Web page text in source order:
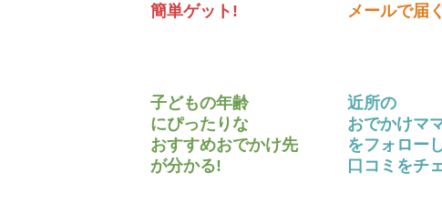
簡単ゲット!
メールで届
子どもの年齢
にぴったりな
おすすめおでかけ先
が分かる!
近所の
おでかけマ
をフォロー
口コミをチ